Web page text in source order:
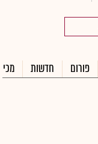
פורום חדשות